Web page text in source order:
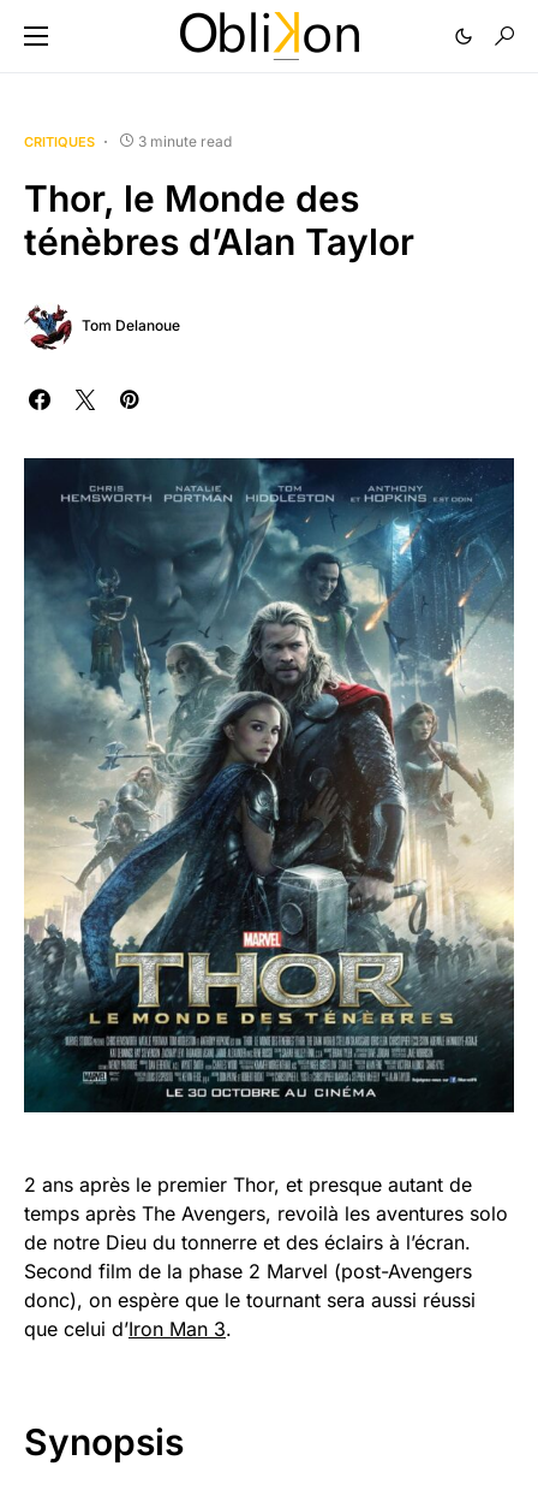
CRITIQUES 3 minute read
Thor, le Monde des
ténèbres d’Alan Taylor
Tom Delanoue
2 ans après le premier Thor, et presque autant de
temps après The Avengers, revoilà les aventures solo
de notre Dieu du tonnerre et des éclairs à l’écran.
Second film de la phase 2 Marvel (post-Avengers
donc), on espère que le tournant sera aussi réussi
que celui d’Iron Man 3.
Synopsis